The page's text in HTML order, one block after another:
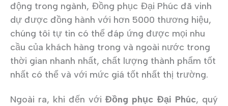
động trong ngành, Đồng phục Đại Phúc đã vinh
dự được đồng hành với hơn 5000 thương hiệu,
chúng tôi tự tin có thể đáp ứng được mọi nhu
cầu của khách hàng trong và ngoài nước trong
thời gian nhanh nhất, chất lượng thành phẩm tốt
nhất có thể và với mức giá tốt nhất thị trường.
Ngoài ra, khi đến với Đồng phục Đại Phúc, quý